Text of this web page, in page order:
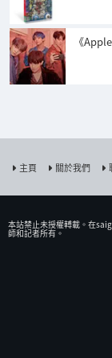
《
主頁 關於我們
本站禁止未授權𨍭載。在
師和記者所有。